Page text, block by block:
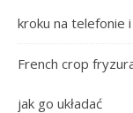
kroku na telefonie
French crop
jak go układać